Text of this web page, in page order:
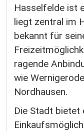
Hasselfelde ist
liegt zentral im
bekannt für
ragende
wie
Nordhausen.
Die Stadt